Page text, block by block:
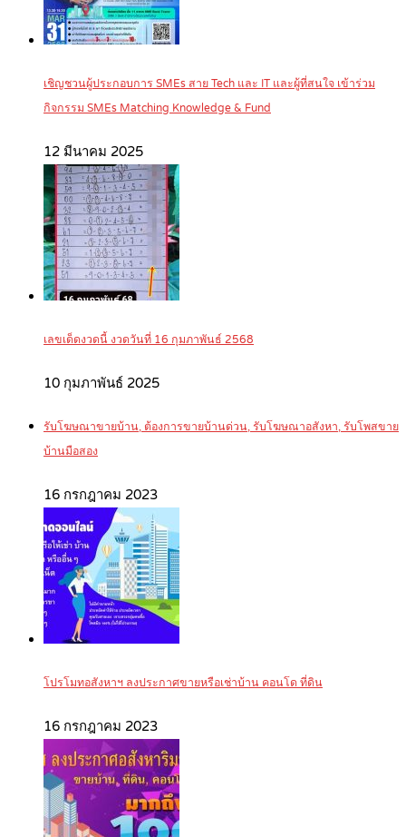
เชิญชวนผู้ประกอบการ SMEs สาย Tech และ IT และผู้ที่สนใจ เข้าร่วม
กิจกรรม SMEs Matching Knowledge & Fund
12 มีนาคม 2025
เลขเด็ดงวดนี้ งวดวันที่ 16 กุมภาพันธ์ 2568
10 กุมภาพันธ์ 2025
รับโฆษณาขายบ้าน, ต้องการขายบ้านด่วน, รับโฆษณาอสังหา, รับโพสขาย
บ้านมือสอง
16 กรกฎาคม 2023
โปรโมทอสังหาฯ ลงประกาศขายหรือเช่าบ้าน คอนโด ที่ดิน
16 กรกฎาคม 2023